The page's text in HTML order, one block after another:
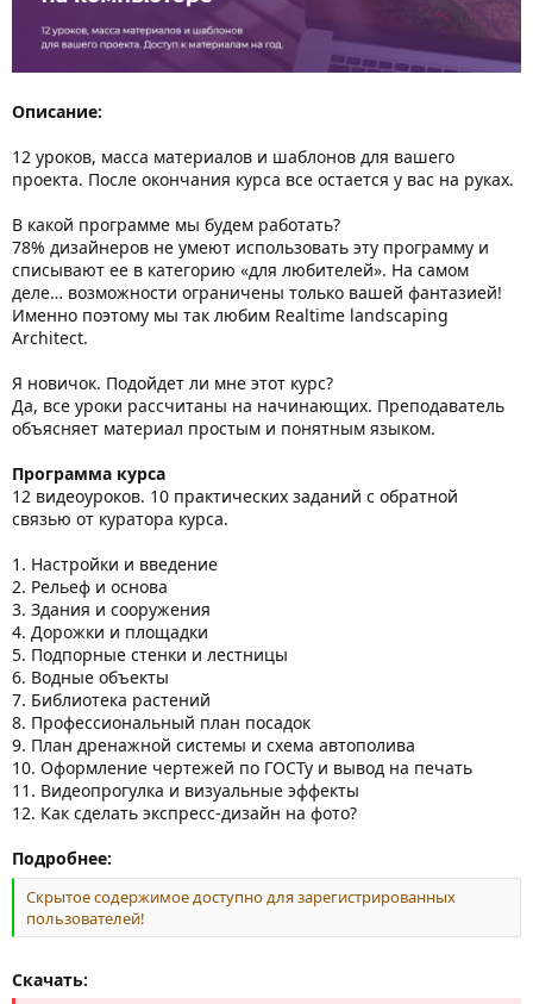
Описание:
12 уроков, масса материалов и шаблонов для вашего
проекта. После окончания курса все остается у вас на руках.
В какой программе мы будем работать?
78% дизайнеров не умеют использовать эту программу и
списывают ее в категорию «для любителей». На самом
деле… возможности ограничены только вашей фантазией!
Именно поэтому мы так любим Realtime landscaping
Architect.
Я новичок. Подойдет ли мне этот курс?
Да, все уроки рассчитаны на начинающих. Преподаватель
объясняет материал простым и понятным языком.
Программа курса
12 видеоуроков. 10 практических заданий с обратной
связью от куратора курса.
1. Настройки и введение
2. Рельеф и основа
3. Здания и сооружения
4. Дорожки и площадки
5. Подпорные стенки и лестницы
6. Водные объекты
7. Библиотека растений
8. Профессиональный план посадок
9. План дренажной системы и схема автополива
10. Оформление чертежей по ГОСТу и вывод на печать
11. Видеопрогулка и визуальные эффекты
12. Как сделать экспресс-дизайн на фото?
Подробнее:
Скрытое содержимое доступно для зарегистрированных
пользователей!
Скачать: